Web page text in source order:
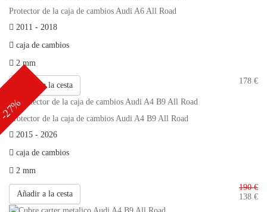
Protector de la caja de cambios Audi A6 All Road
2011 - 2018
caja de cambios
2 mm
Añadir a la cesta 178 €
Protector de la caja de cambios Audi A4 B9 All Road
2015 - 2026
caja de cambios
2 mm
Añadir a la cesta
190 €
138 €